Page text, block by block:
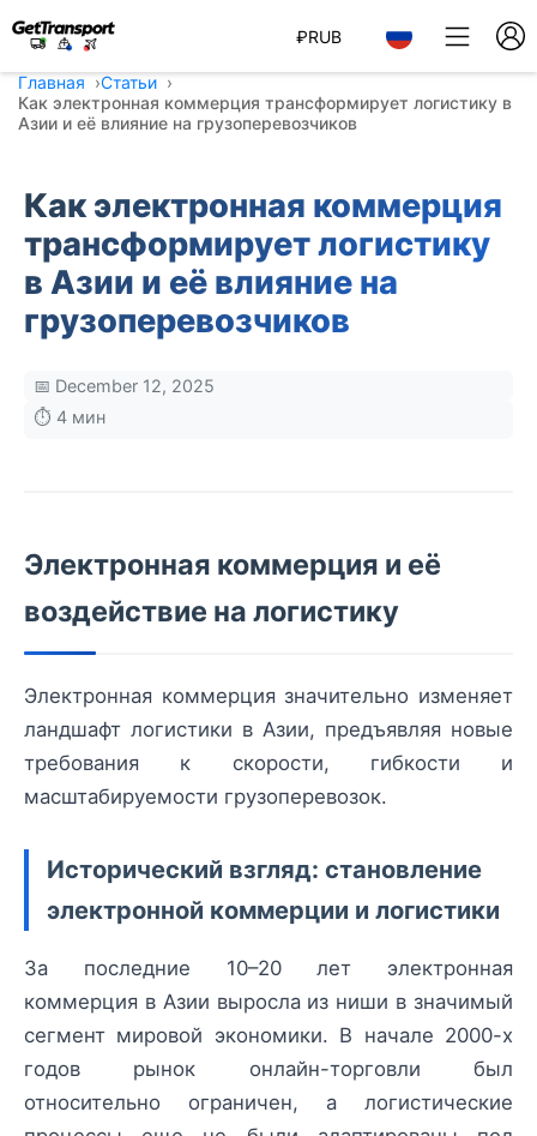
₽RUB
Главная
Статьи
Как электронная коммерция трансформирует логистику в
Азии и её влияние на грузоперевозчиков
Как электронная коммерция
трансформирует логистику
в Азии и её влияние на
грузоперевозчиков
📅 December 12, 2025
⏱️ 4 мин
Электронная коммерция и её
воздействие на логистику
Электронная коммерция значительно изменяет
ландшафт логистики в Азии, предъявляя новые
требования к скорости, гибкости и
масштабируемости грузоперевозок.
Исторический взгляд: становление
электронной коммерции и логистики
За последние 10–20 лет электронная
коммерция в Азии выросла из ниши в значимый
сегмент мировой экономики. В начале 2000-х
годов рынок онлайн-торговли был
относительно ограничен, а логистические